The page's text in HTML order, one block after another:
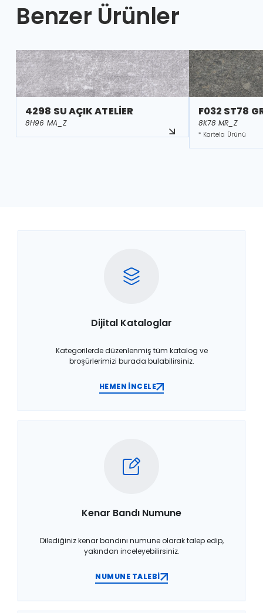
Benzer Ürünler
4298 SU AÇIK ATELİER
8H96 MA_Z
F032 ST78
8K78 MR_Z
* Kartela Ürünü
Dijital Kataloglar
Kategorilerde düzenlenmiş tüm katalog ve
broşürlerimizi burada bulabilirsiniz.
HEMEN İNCELE
Kenar Bandı Numune
Dilediğiniz kenar bandını numune olarak talep edip,
yakından inceleyebilirsiniz.
NUMUNE TALEBİ